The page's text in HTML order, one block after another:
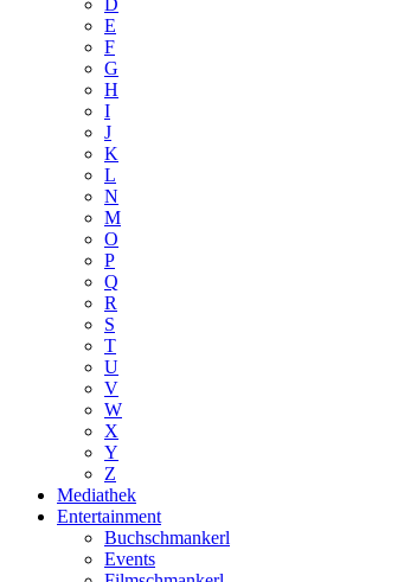
E
F
G
H
I
J
K
L
N
M
O
P
Q
R
S
T
U
V
W
X
Y
Z
Mediathek
Entertainment
Buchschmankerl
Events